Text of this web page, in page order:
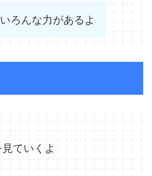
ろんな力があるよ
ていくよ